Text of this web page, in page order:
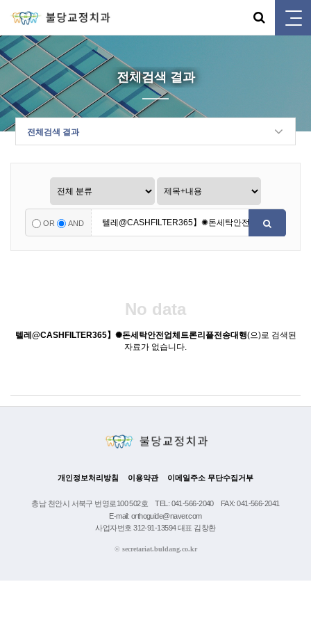
전체검색 결과
전체검색 결과
OR AND
No data
텔레@CASHFILTER365】✺돈세탁안전업체트론리플전송대행(으)로 검색된
자료가 없습니다.
개인정보처리방침 이용약관 이메일주소 무단수집거부
충남 천안시 서북구 번영로100 502호 TEL: 041-566-2040
FAX: 041-566-2041
E-mail: orthoguide@naver.com
사업자번호 312-91-13594 대표 김창환
© secretariat.buldang.co.kr